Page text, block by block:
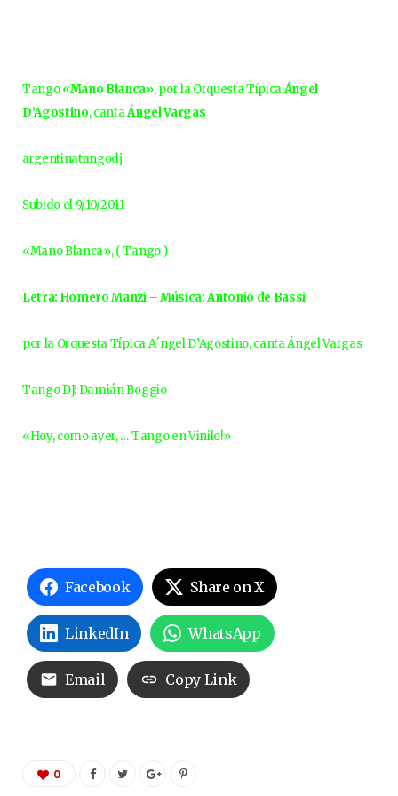
Tango«Mano Blanca», por la Orquesta TípicaÁngel
D’Agostino, cantaÁngel Vargas
argentinatangodj
Subido el 9/10/2011
«Mano Blanca», ( Tango )
Letra: Homero Manzi – Música: Antonio de Bassi
por la Orquesta Típica A´ngel D’Agostino, canta Ángel Vargas
Tango DJ: Damián Boggio
«Hoy, como ayer, … Tango en Vinilo!»
Facebook Share on X
LinkedIn WhatsApp
Email Copy Link
0